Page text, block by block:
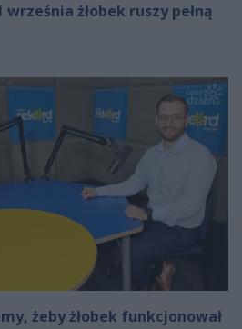
września żłobek ruszy pełną
żeby żłobek funkcjonował